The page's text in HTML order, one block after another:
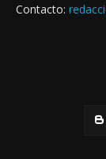
Contacto: